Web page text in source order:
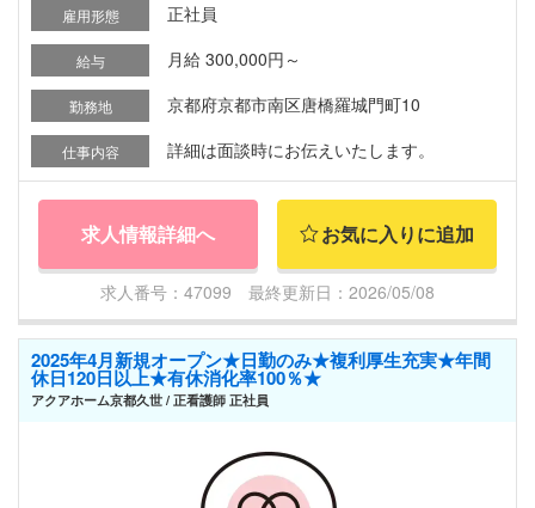
雇用形態 正社員
給与 月給 300,000円～
勤務地 京都府京都市南区唐橋羅城門町10
仕事内容 詳細は面談時にお伝えいたします。
求人情報詳細へ お気に入りに追加
求人番号：47099 最終更新日：2026/05/08
2025年4月新規オープン★日勤のみ★複利厚生充実★年間
休日120日以上★有休消化率100％★
アクアホーム京都久世 / 正看護師 正社員